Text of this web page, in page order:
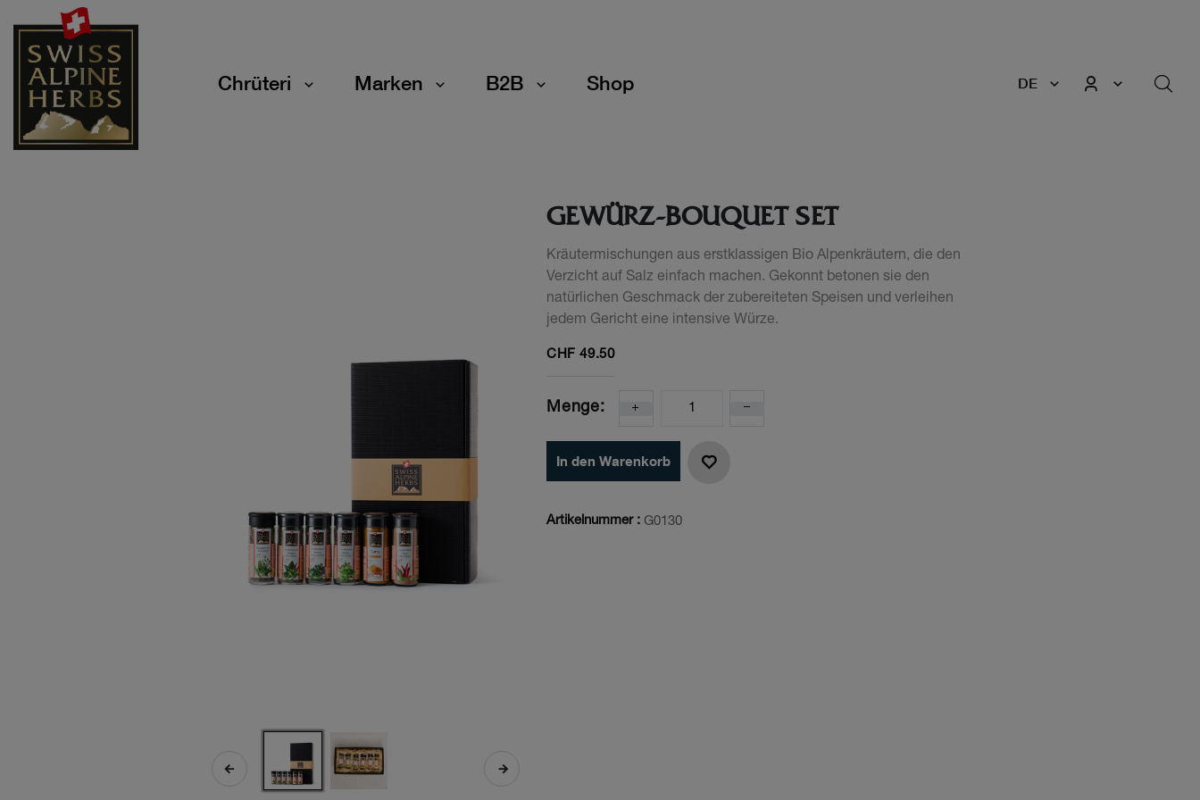
Chrüteri Marken B2B Shop DE
GEWÜRZ-BOUQUET SET
Kräutermischungen aus erstklassigen Bio Alpenkräutern, die den
Verzicht auf Salz einfach machen. Gekonnt betonen sie den
natürlichen Geschmack der zubereiteten Speisen und verleihen
jedem Gericht eine intensive Würze.
CHF49.50
Menge:
In den Warenkorb
Artikelnummer : G0130